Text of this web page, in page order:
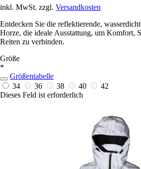
inkl. MwSt. zzgl. Versandkosten
Entdecken Sie die reflektierende,
Horze, die ideale Ausstattung, um Komfort,
Reiten zu verbinden.
Größe
*
Größentabelle
34
36 38 40
42
Dieses Feld ist erforderlich